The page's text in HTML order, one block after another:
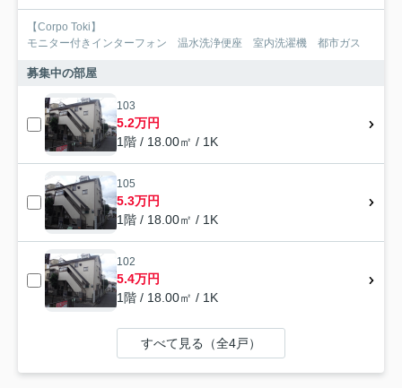
【Corpo Toki】
モニター付きインターフォン 温水洗浄便座 室内洗濯機 都市ガス
募集中の部屋
103
5.2万円
1階 / 18.00㎡ / 1K
105
5.3万円
1階 / 18.00㎡ / 1K
102
5.4万円
1階 / 18.00㎡ / 1K
すべて見る（全4戸）